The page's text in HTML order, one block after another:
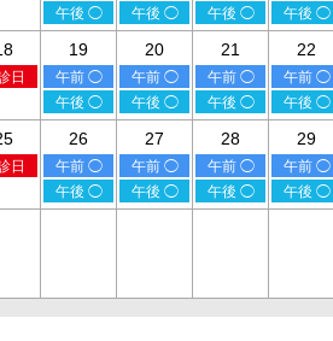
午後 ◯
午後 ◯
午後 ◯
午後 ◯
日
19
午前 ◯
午後 ◯
20
午前 ◯
午後 ◯
21
午前 ◯
午後 ◯
22
午前 ◯
午後 ◯
日
26
午前 ◯
午後 ◯
27
午前 ◯
午後 ◯
28
午前 ◯
午後 ◯
29
午前 ◯
午後 ◯